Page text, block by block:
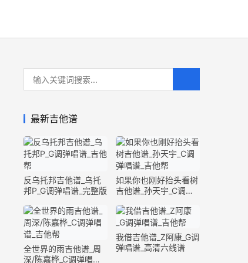
最新吉他谱
反乌托邦吉他谱_乌托
邦P_G调弹唱谱_完整版
如果你也刚好抬头看树
吉他谱_孙天宇_C调弹
全世界的雨吉他谱_周
深/陈嘉桦_C调弹唱谱_
我借吉他谱_Z阿康_G调
弹唱谱_高清六线谱